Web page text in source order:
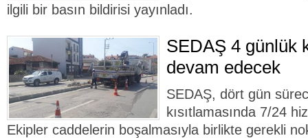
ilgili bir basın bildirisi yayınladı.
SEDAŞ 4 günlük
devam edecek
SEDAŞ, dört gün
kısıtlamasında 7/24
Ekipler caddelerin boşalmasıyla birlikte gerekli